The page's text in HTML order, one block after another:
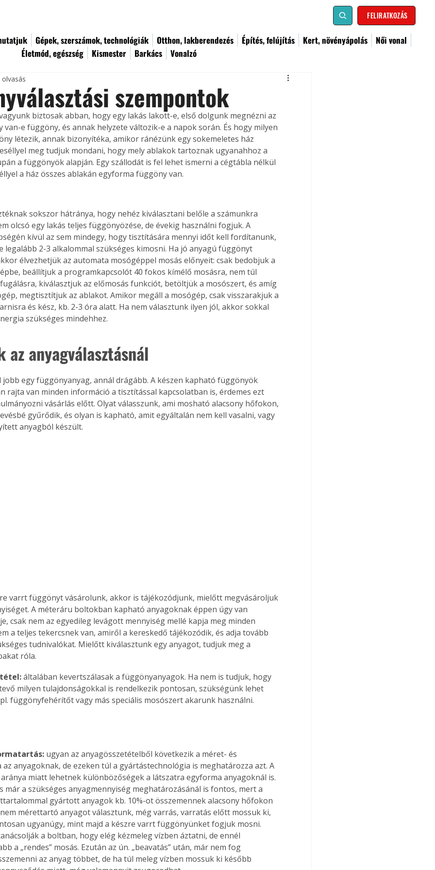
FELIRATKOZÁS
Gépek, szerszámok, technológiák Otthon, lakberendezés Építés, felújítás Kert, növényápolás
Női vonal
Életmód, egészség
Kismester Barkács Vonalzó
szempontok
olvasás
biztosak abban, hogy egy lakás lakott-e, első dolgunk megnézni az
van-e függöny, és annak helyzete változik-e a napok során. És hogy milyen
létezik, annak bizonyítéka, amikor ránézünk egy sokemeletes ház
meg tudjuk mondani, hogy mely ablakok tartoznak ugyanahhoz a
a függönyök alapján. Egy szállodát is fel lehet ismerni a cégtábla nélkül
a ház összes ablakán egyforma függöny van.
sokszor hátránya, hogy nehéz kiválasztani belőle a számunkra
olcsó egy lakás teljes függönyözése, de évekig használni fogjuk. A
kívül az sem mindegy, hogy tisztítására mennyi időt kell fordítanunk,
legalább 2-3 alkalommal szükséges kimosni. Ha jó anyagú függönyt
élvezhetjük az automata mosógéppel mosás előnyeit: csak bedobjuk a
beállítjuk a programkapcsolót 40 fokos kímélő mosásra, nem túl
kiválasztjuk az előmosás funkciót, betöltjük a mosószert, és amíg
megtisztítjuk az ablakot. Amikor megáll a mosógép, csak visszarakjuk a
és kész, kb. 2-3 óra alatt. Ha nem választunk ilyen jól, akkor sokkal
szükséges mindehhez.
az anyagválasztásnál
jobb egy függönyanyag, annál drágább. A készen kapható függönyök
rajta van minden információ a tisztítással kapcsolatban is, érdemes ezt
vásárlás előtt. Olyat válasszunk, ami mosható alacsony hőfokon,
gyűrődik, és olyan is kapható, amit egyáltalán nem kell vasalni, vagy
anyagból készült.
varrt függönyt vásárolunk, akkor is tájékozódjunk, mielőtt megvásároljuk
A méteráru boltokban kapható anyagoknak éppen úgy van
csak nem az egyedileg levágott mennyiség mellé kapja meg minden
a teljes tekercsnek van, amiről a kereskedő tájékozódik, és adja tovább
tudnivalókat. Mielőtt kiválasztunk egy anyagot, tudjuk meg a
róla.
általában kevertszálasak a függönyanyagok. Ha nem is tudjuk, hogy
milyen tulajdonságokkal is rendelkezik pontosan, szükségünk lehet
függönyfehérítőt vagy más speciális mosószert akarunk használni.
ugyan az anyagösszetételből következik a méret- és
anyagoknak, de ezeken túl a gyártástechnológia is meghatározza azt. A
miatt lehetnek különbözőségek a látszatra egyforma anyagoknál is.
már a szükséges anyagmennyiség meghatározásánál is fontos, mert a
gyártott anyagok kb. 10%-ot összemennek alacsony hőfokon
nem mérettartó anyagot választunk, még varrás, varratás előtt mossuk ki,
ugyanúgy, mint majd a készre varrt függönyünket fogjuk mosni.
a boltban, hogy elég kézmeleg vízben áztatni, de ennél
a „rendes” mosás. Ezután az ún. „beavatás” után, már nem fog
az anyag többet, de ha túl meleg vízben mossuk ki később